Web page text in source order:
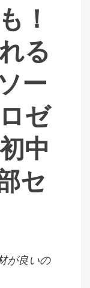
！
る
ー
ゼ
中
セ
が良いの